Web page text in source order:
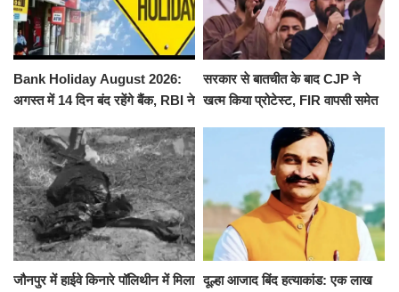
Bank Holiday August 2026:
अगस्त में 14 दिन बंद रहेंगे बैंक, RBI ने
सरकार से बातचीत के बाद CJP ने
खत्म किया प्रोटेस्ट, FIR वापसी समेत
जौनपुर में हाईवे किनारे पॉलिथीन में मिला दूल्हा आजाद बिंद हत्याकांड: एक लाख